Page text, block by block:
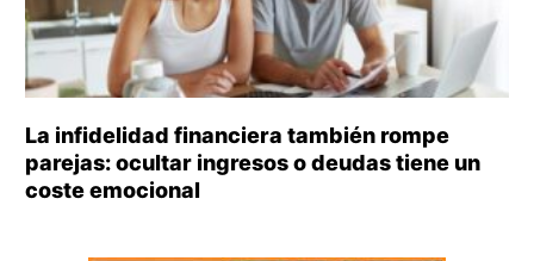
La infidelidad financiera también rompe
parejas: ocultar ingresos o deudas tiene un
coste emocional